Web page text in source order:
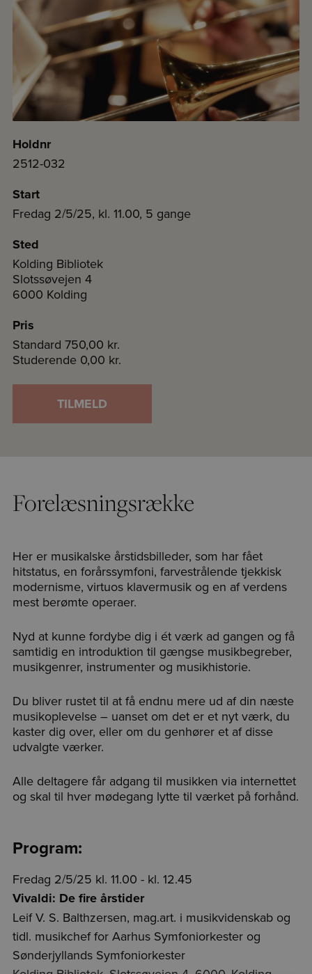
Holdnr
2512-032
Start
Fredag 2/5/25, kl. 11.00, 5 gange
Sted
Kolding Bibliotek
Slotssøvejen 4
6000 Kolding
Pris
Standard 750,00 kr.
Studerende 0,00 kr.
TILMELD
Forelæsningsrække
Her er musikalske årstidsbilleder, som har fået
hitstatus, en forårssymfoni, farvestrålende tjekkisk
modernisme, virtuos klavermusik og en af verdens
mest berømte operaer.
Nyd at kunne fordybe dig i ét værk ad gangen og få
samtidig en introduktion til gængse musikbegreber,
musikgenrer, instrumenter og musikhistorie.
Du bliver rustet til at få endnu mere ud af din næste
musikoplevelse – uanset om det er et nyt værk, du
kaster dig over, eller om du genhører et af disse
udvalgte værker.
Alle deltagere får adgang til musikken via internettet
og skal til hver mødegang lytte til værket på forhånd.
Program:
Fredag 2/5/25 kl. 11.00 - kl. 12.45
Vivaldi: De fire årstider
Leif V. S. Balthzersen, mag.art. i musikvidenskab og
tidl. musikchef for Aarhus Symfoniorkester og
Sønderjyllands Symfoniorkester